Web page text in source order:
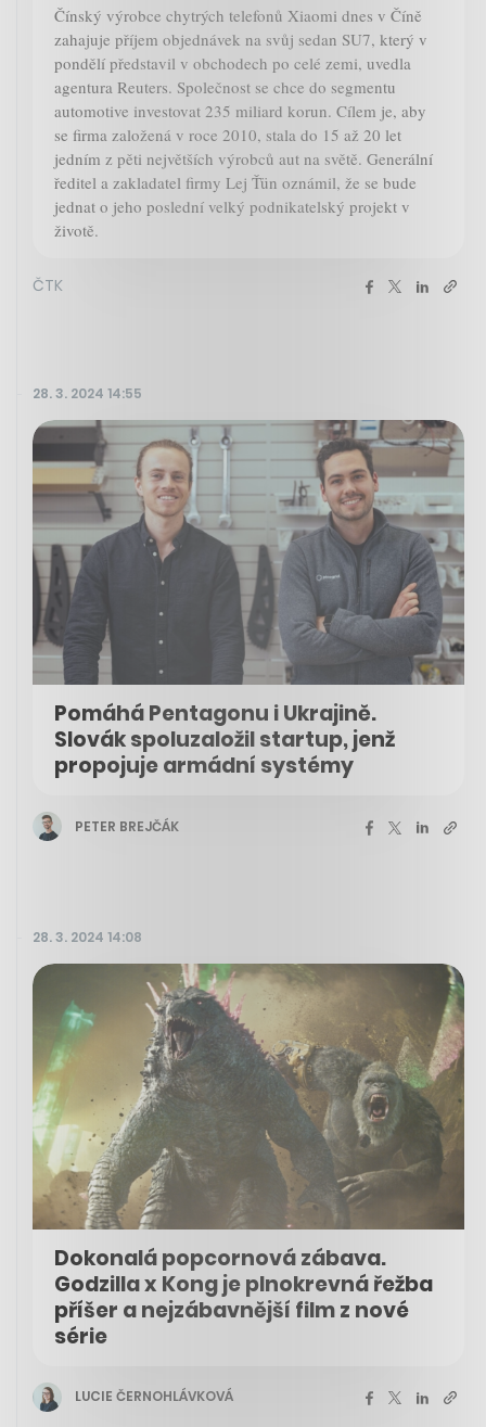
Čínský výrobce chytrých telefonů Xiaomi dnes v Číně
zahajuje příjem objednávek na svůj sedan SU7, který v
pondělí představil v obchodech po celé zemi, uvedla
agentura Reuters. Společnost se chce do segmentu
automotive investovat 235 miliard korun. Cílem je, aby
se firma založená v roce 2010, stala do 15 až 20 let
jedním z pěti největších výrobců aut na světě. Generální
ředitel a zakladatel firmy Lej Ťün oznámil, že se bude
jednat o jeho poslední velký podnikatelský projekt v
životě.
ČTK
28. 3. 2024 14:55
Pomáhá Pentagonu i Ukrajině.
Slovák spoluzaložil startup, jenž
propojuje armádní systémy
PETER BREJČÁK
28. 3. 2024 14:08
Dokonalá popcornová zábava.
Godzilla x Kong je plnokrevná řežba
příšer a nejzábavnější film z nové
série
LUCIE ČERNOHLÁVKOVÁ